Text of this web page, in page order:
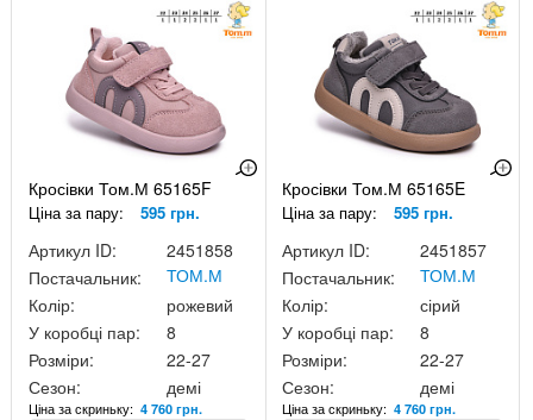
Кросівки Том.М 65165F
Ціна за пару: 595 грн.
Артикул ID:
2451858
Постачальник:
ТОМ.М
Колір:
рожевий
У коробці пар:
8
Розміри:
22-27
Сезон:
демі
Ціна за скриньку: 4 760 грн.
Кросівки Том.М 65165E
Ціна за пару: 595 грн.
Артикул ID:
2451857
Постачальник:
ТОМ.М
Колір:
сірий
У коробці пар:
8
Розміри:
22-27
Сезон:
демі
Ціна за скриньку:4 760 грн.